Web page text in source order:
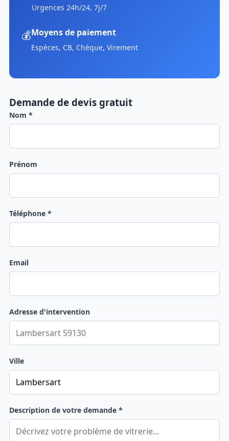
Urgences 24h/24, 7j/7
💰Moyens de paiement
Espèces, CB, Chèque, Virement
Demande de devis gratuit
Nom *
Prénom
Téléphone *
Email
Adresse d'intervention
Ville
Description de votre demande *